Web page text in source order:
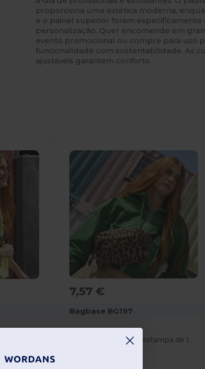
proporciona uma estética moderna,
e o painel superior foram especificamente
personalização. Quer encomende em
evento promocional ou compre para uso
funcionalidade com sustentabilidade. As
ajustáveis garantem conforto.
7,57 €
Bagbase BG197
Bolsa pochete com estampa de leopardo